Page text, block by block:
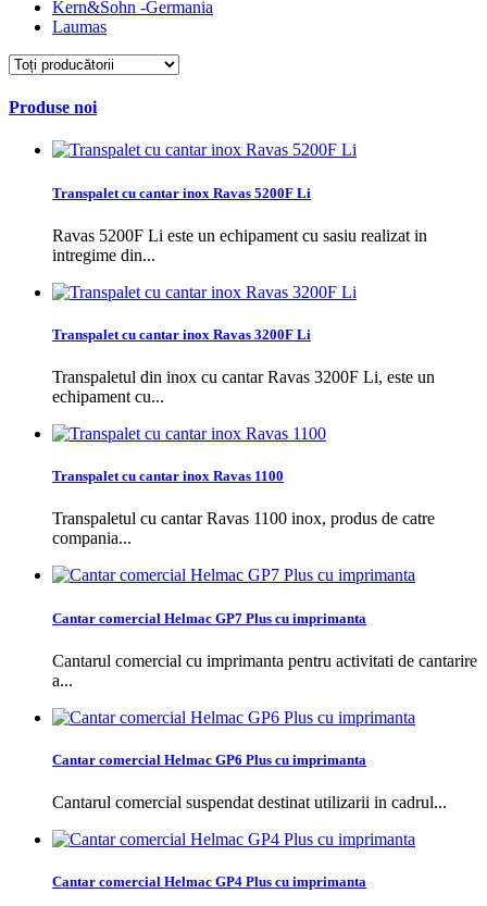
Kern&Sohn -Germania
Laumas
Produse noi
Transpalet cu cantar inox Ravas 5200F Li
Ravas 5200F Li este un echipament cu sasiu realizat in
intregime din...
Transpalet cu cantar inox Ravas 3200F Li
Transpaletul din inox cu cantar Ravas 3200F Li, este un
echipament cu...
Transpalet cu cantar inox Ravas 1100
Transpaletul cu cantar Ravas 1100 inox, produs de catre
compania...
Cantar comercial Helmac GP7 Plus cu imprimanta
Cantarul comercial cu imprimanta pentru activitati de cantarire
a...
Cantar comercial Helmac GP6 Plus cu imprimanta
Cantarul comercial suspendat destinat utilizarii in cadrul...
Cantar comercial Helmac GP4 Plus cu imprimanta